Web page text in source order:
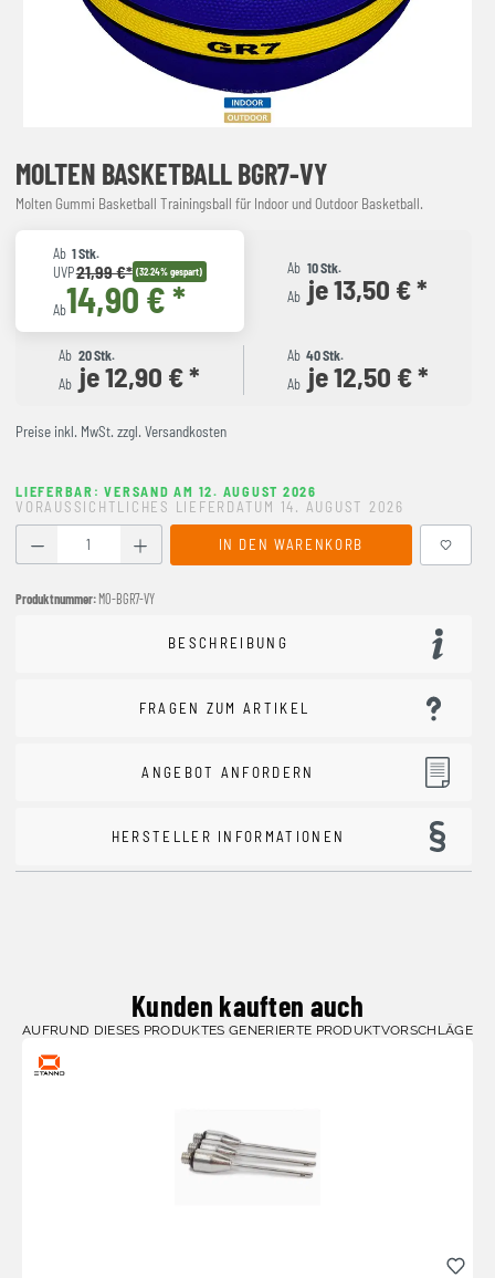
MOLTEN BASKETBALL BGR7-VY
Molten Gummi Basketball Trainingsball für Indoor und Outdoor Basketball.
Ab 1 Stk.
UVP21,99 €* (32.24% gespart)
Ab14,90 € *
Ab 10 Stk.
Ab je 13,50 € *
Ab 20 Stk.
Ab je 12,90 € *
Ab 40 Stk.
Ab je 12,50 € *
Preise inkl. MwSt. zzgl. Versandkosten
LIEFERBAR: VERSAND AM 12. AUGUST 2026
VORAUSSICHTLICHES LIEFERDATUM 14. AUGUST 2026
Produkt Anzahl: Gib den gewünschten Wert ein oder
IN DEN WARENKORB
Produktnummer: MO-BGR7-VY
BESCHREIBUNG
FRAGEN ZUM ARTIKEL
ANGEBOT ANFORDERN
HERSTELLER INFORMATIONEN
Kunden kauften auch
AUFRUND DIESES PRODUKTES GENERIERTE PRODUKTVORSCHLÄGE